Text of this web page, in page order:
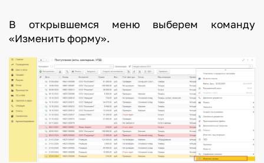
В открывшемся меню выберем команду
«Изменить форму».